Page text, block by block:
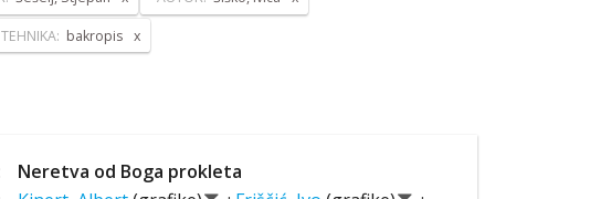
TEHNIKA: bakropis
Neretva od Boga prokleta